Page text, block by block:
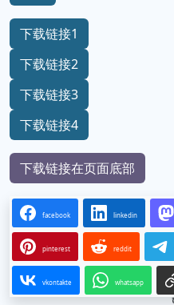
下载链接1
下载链接2
下载链接3
下载链接4
下载链接在页面底部
facebook linkedin
pinterest reddit
vkontakte whatsapp